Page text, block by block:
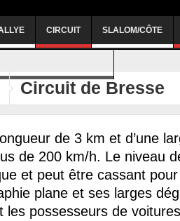
CIRCUIT SLALOM/CÔTE
Circuit de Bresse
de 3 km et d’une
de 200 km/h. Le niveau
et peut être cassant
plane et ses larges
les possesseurs de